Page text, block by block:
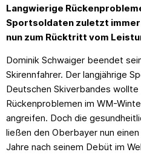
Langwierige
Sportsoldaten zuletzt
nun zum Rücktritt vom
Dominik Schwaiger beendet
Skirennfahrer. Der langjährige
Deutschen Skiverbandes
Rückenproblemen im WM-
angreifen. Doch die
ließen den Oberbayer nun
Jahre nach seinem Debüt im